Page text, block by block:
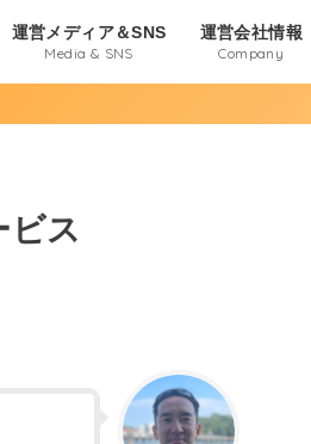
運営メディア＆SNS
Media & SNS
運営会社情報
Company
ビス